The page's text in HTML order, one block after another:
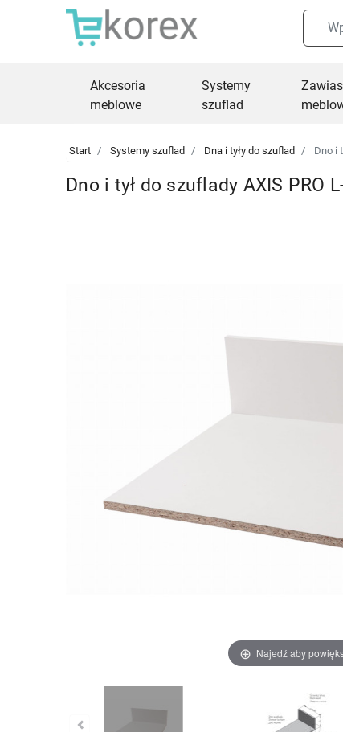
Akcesoria
meblowe
Systemy
szuflad
Start Systemy szuflad Dna i tyły do szuflad Dno i
Dno i tył do szuflady AXIS PRO
Najedź aby